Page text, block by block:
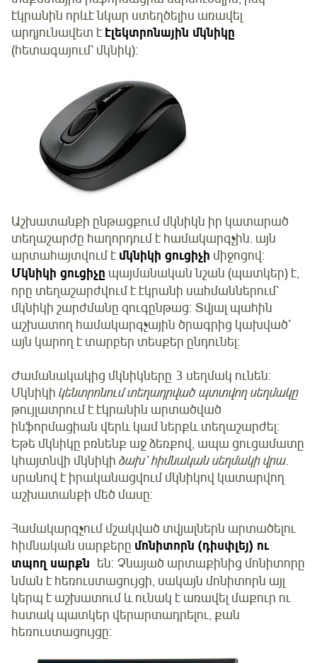
էկրանին որևէ նկար ստեղծելիս առավել
արդյունավետ էէլեկտրոնային մկնիկը
(հետագայում՝ մկնիկ)։
Աշխատանքի ընթացքում մկնիկն իր կատարած
տեղաշարժը հաղորդում է համակարգչին. այն
արտահայտվում էմկնիկի ցուցիչի միջոցով։
Մկնիկի ցուցիչը պայմանական նշան (պատկեր) է,
որը տեղաշարժվում է էկրանի սահմաններում՝
մկնիկի շարժմանը զուգընթաց։ Տվյալ պահին
աշխատող համակարգչային ծրագրից կախված՝
այն կարող է տարբեր տեսքեր ընդունել։
Ժամանակակից մկնիկները 3 սեղմակ ունեն։
Մկնիկի կենտրոնում տեղադրված պտտվող սեղմակը
թույլատրում է էկրանին արտածված
ինֆորմացիան վերև կամ ներքև տեղաշարժել։
Եթե մկնիկը բռնենք աջ ձեռքով, ապա ցուցամատը
կհայտնվի մկնիկի ձախ՝ հիմնական սեղմակի վրա.
սրանով է իրականացվում մկնիկով կատարվող
աշխատանքի մեծ մասը։
Համակարգչում մշակված տվյալներն արտածելու
հիմնական սարքերը մոնիտորն (դիսփլեյ) ու
տպող սարքն են։ Չնայած արտաքինից մոնիտորը
նման է հեռուստացույցի, սակայն մոնիտորն այլ
կերպ է աշխատում և ունակ է առավել մաքուր ու
հստակ պատկեր վերարտադրելու, քան
հեռուստացույցը։